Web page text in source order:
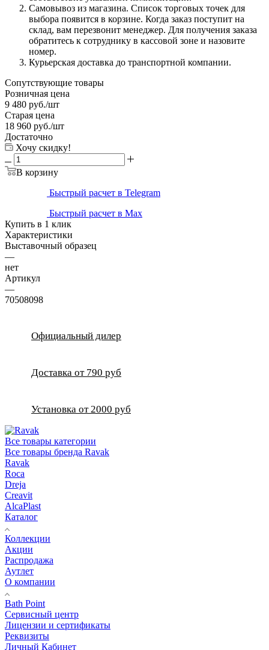
Самовывоз из магазина. Список торговых точек для
выбора появится в корзине. Когда заказ поступит на
склад, вам перезвонит менеджер. Для получения заказа
обратитесь к сотруднику в кассовой зоне и назовите
номер.
Курьерская доставка до транспортной компании.
Сопутствующие товары
Розничная цена
9 480 руб./шт
Старая цена
18 960 руб./шт
Достаточно
Хочу скидку!
В корзину
Быстрый расчет в Telegram
Быстрый расчет в Max
Купить в 1 клик
Характеристики
Выставочный образец
—
нет
Артикул
—
70508098
Официальный дилер
Доставка от 790 руб
Установка от 2000 руб
Все товары категории
Все товары бренда Ravak
Ravak
Roca
Dreja
Creavit
AlcaPlast
Каталог
Коллекции
Акции
Распродажа
Аутлет
О компании
Bath Point
Сервисный центр
Лицензии и сертификаты
Реквизиты
Личный Кабинет